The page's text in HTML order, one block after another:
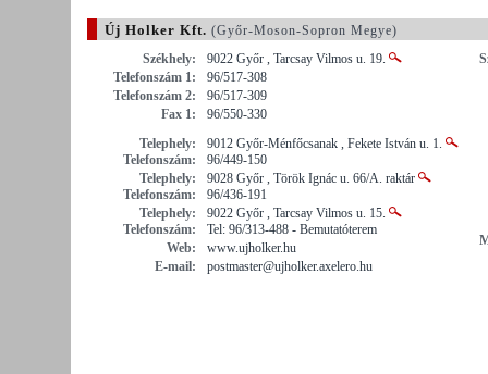
Új Holker Kft. (Győr-Moson-Sopron Megye)
Székhely:
9022 Győr , Tarcsay Vilmos u. 19.
Telefonszám 1:
96/517-308
Telefonszám 2:
96/517-309
Fax 1:
96/550-330
Telephely:
9012 Győr-Ménfőcsanak , Fekete István u. 1.
Telefonszám:
96/449-150
Telephely:
9028 Győr , Török Ignác u. 66/A. raktár
Telefonszám:
96/436-191
Telephely:
9022 Győr , Tarcsay Vilmos u. 15.
Telefonszám:
Tel: 96/313-488 - Bemutatóterem
Web:
www.ujholker.hu
E-mail:
postmaster@ujholker.axelero.hu